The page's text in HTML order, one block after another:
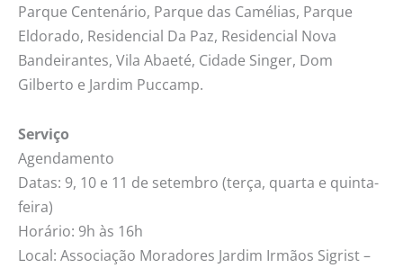
Parque Centenário, Parque das Camélias, Parque
Eldorado, Residencial Da Paz, Residencial Nova
Bandeirantes, Vila Abaeté, Cidade Singer, Dom
Gilberto e Jardim Puccamp.
Serviço
Agendamento
Datas: 9, 10 e 11 de setembro (terça, quarta e quinta-
feira)
Horário: 9h às 16h
Local: Associação Moradores Jardim Irmãos Sigrist –